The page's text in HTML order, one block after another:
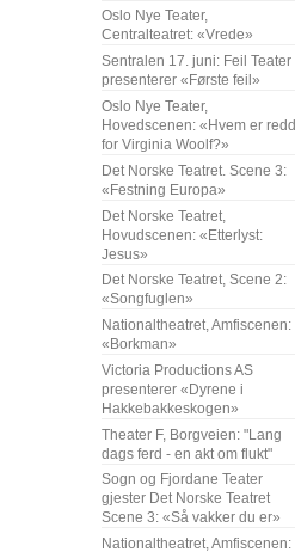
Oslo Nye Teater,
Centralteatret: «Vrede»
Sentralen 17. juni: Feil Teater
presenterer «Første feil»
Oslo Nye Teater,
Hovedscenen: «Hvem er redd
for Virginia Woolf?»
Det Norske Teatret. Scene 3:
«Festning Europa»
Det Norske Teatret,
Hovudscenen: «Etterlyst:
Jesus»
Det Norske Teatret, Scene 2:
«Songfuglen»
Nationaltheatret, Amfiscenen:
«Borkman»
Victoria Productions AS
presenterer «Dyrene i
Hakkebakkeskogen»
Theater F, Borgveien: "Lang
dags ferd - en akt om flukt"
Sogn og Fjordane Teater
gjester Det Norske Teatret
Scene 3: «Så vakker du er»
Nationaltheatret, Amfiscenen: